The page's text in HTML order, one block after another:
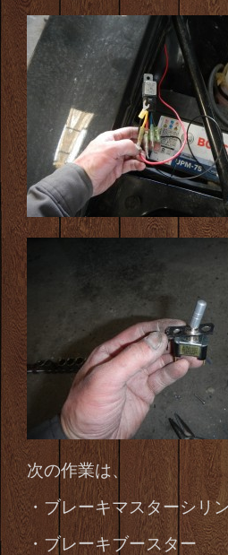
次の作業は、
・ブレーキマスターシリ
・ブレーキブースター